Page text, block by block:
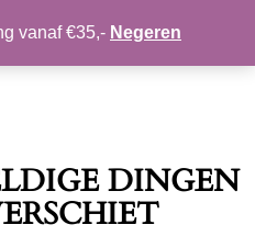
DINGEN
vanaf €35,- Negeren